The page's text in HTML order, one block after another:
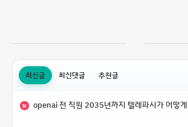
최신글 최신댓글 추천글
N openai 전 직원 2035년까지 텔레파시가 어떻게 생길 수